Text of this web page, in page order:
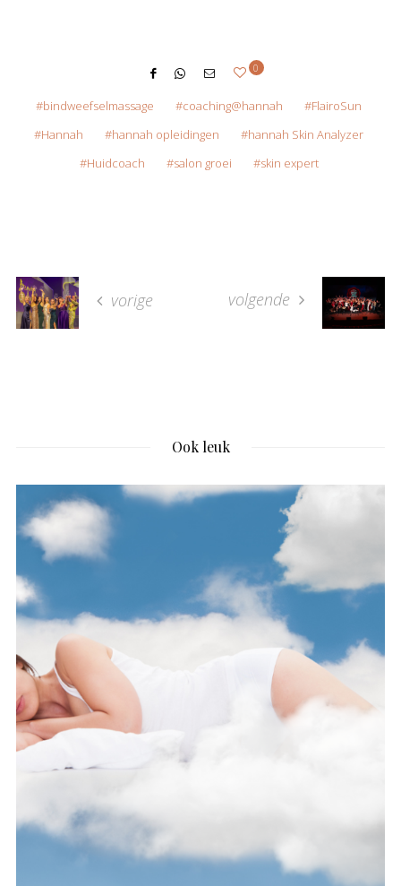
0
bindweefselmassage coaching@hannah
FlairoSun
Hannah
hannah opleidingen
hannah Skin Analyzer
Huidcoach
salon groei skin expert
vorige volgende
Ook leuk